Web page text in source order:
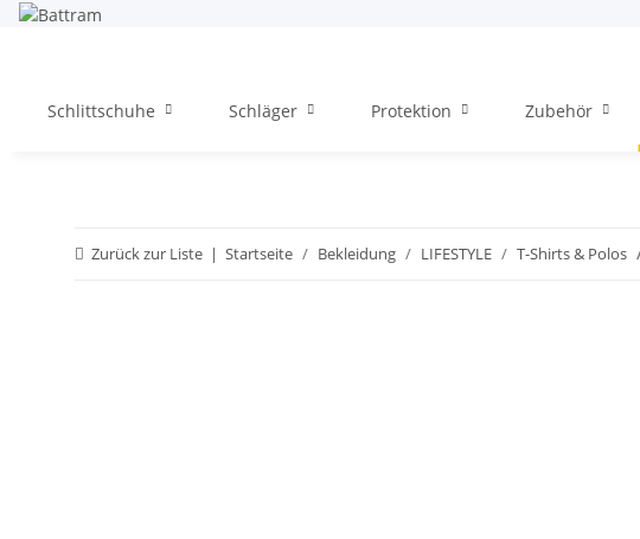
Schlittschuhe Schläger Protektion Zubehör
Zurück zur Liste Startseite Bekleidung LIFESTYLE T-Shirts & Polos